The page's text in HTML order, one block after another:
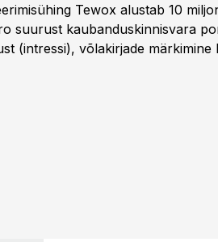
Tewox alustab 10
suurust kaubanduskinnisvara
(intressi), võlakirjade märkimine